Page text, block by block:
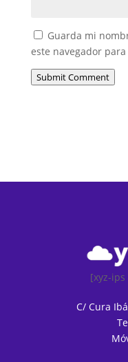
Guarda mi
este navegador
Submit Comment
[xyz-
C/ Cura